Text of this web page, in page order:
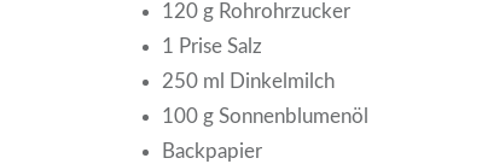
120 g Rohrohrzucker
1 Prise Salz
250 ml Dinkelmilch
100 g Sonnenblumenöl
Backpapier